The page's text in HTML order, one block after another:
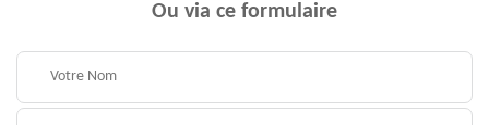
Ou via ce formulaire